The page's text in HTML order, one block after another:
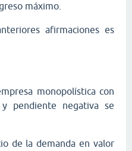
máximo.
afirmaciones es
monopolística con
pendiente negativa se
de la demanda en valor